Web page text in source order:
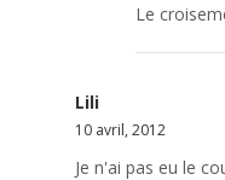
Le
Lili
10 avril, 2012
Je n'ai pas eu le